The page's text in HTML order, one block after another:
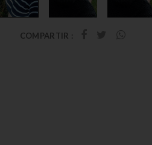
COMPARTIR :